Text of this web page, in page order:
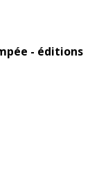
- éditions